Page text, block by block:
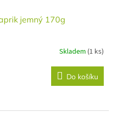
jemný 170g
Skladem (1 ks)
Do košíku